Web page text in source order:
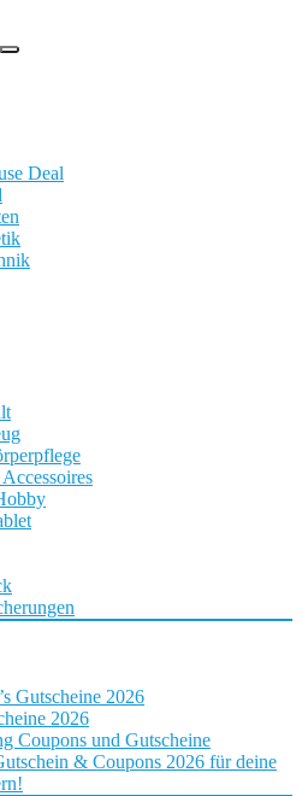
Deal
Gutscheine 2026
2026
Coupons und Gutscheine
& Coupons 2026 für deine